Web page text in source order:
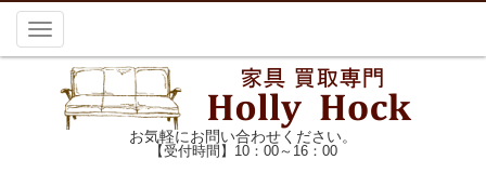
お気軽にお問い合わせください。
【受付時間】10：00～16：00
Toggle
navigation